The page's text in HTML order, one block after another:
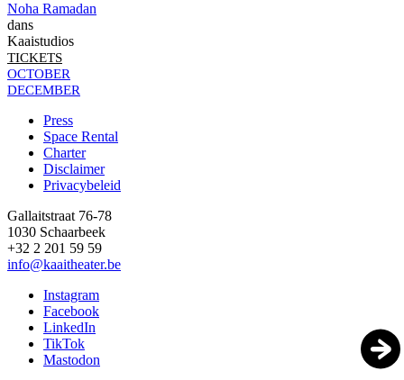
Noha Ramadan
dans
Kaaistudios
TICKETS
OCTOBER
DECEMBER
Footer
Press
Space Rental
Charter
Disclaimer
Privacybeleid
Gallaitstraat 76-78
1030 Schaarbeek
+32 2 201 59 59
info@kaaitheater.be
Instagram
Facebook
LinkedIn
TikTok
Mastodon